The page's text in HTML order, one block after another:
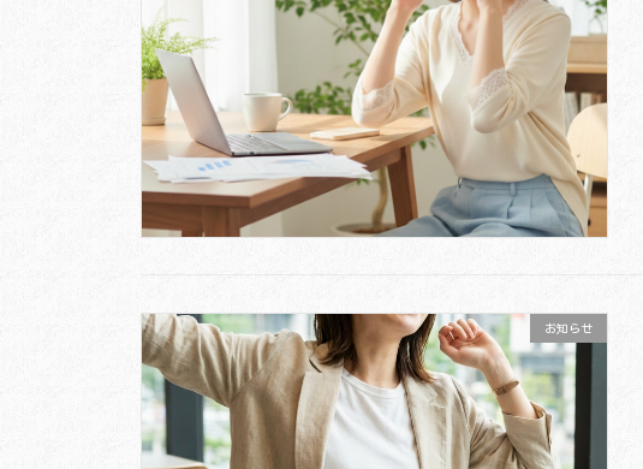
お知らせ